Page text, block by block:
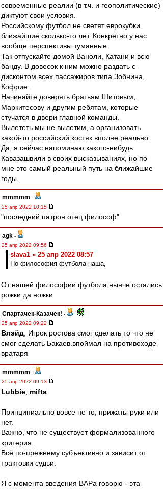
современные реалии (в т.ч. и геополитические)
диктуют свои условия.
Российскому футбол не светят еврокубки
ближайшие сколько-то лет. Конкретно у нас
вообще перспективы туманные.
Так отпускайте домой Ваноли, Катани и всю
банду. В довесок к ним можно раздать с
дисконтом всех пассажиров типа Зобнина,
Кофрие.
Начинайте доверять братьям Шитовым,
Маркитесову и другим ребятам, которые
стучатся в двери главной команды.
Вылететь мы не вылетим, а организовать
какой-то российский костяк вполне реально.
Да, я сейчас напоминаю какого-нибудь
Кавазашвили в своих высказываниях, но по
мне это самый реальный путь на ближайшие
годы.
mmmmm -
25 апр 2022 10:15
"последний патрон отец философ"
agk -
25 апр 2022 09:56
slava1 » 25 апр 2022 08:57
Но философия футбола наша,
От нашей философии футбола нынче остались
рожки да ножки
Спартачек-Казачек! -
25 апр 2022 09:22
Влэйд , Игрок ростова смог сделать то что не
смог сделать Бакаев.впоймал на противоходе
вратаря
mmmmm -
25 апр 2022 09:13
Lubbie mifta
Принципиально вовсе не то, прижаты руки или
нет.
Важно, что не существует формализованного
критерия.
Всё по-прежнему субъективно и зависит от
трактовки судьи.
Я с момента введения ВАРа говорю - эта